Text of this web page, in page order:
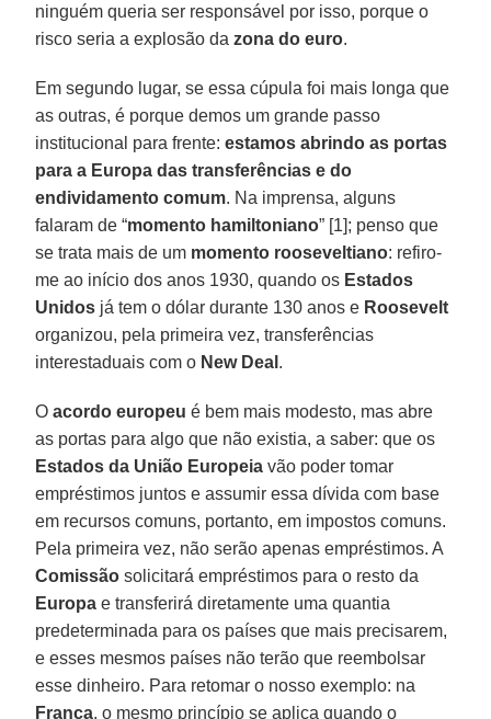
ninguém queria ser responsável por isso, porque o
risco seria a explosão dazona do euro.
Em segundo lugar, se essa cúpula foi mais longa que
as outras, é porque demos um grande passo
institucional para frente:estamos abrindo as portas
para a Europa das transferências e do
endividamento comum. Na imprensa, alguns
falaram de “momento hamiltoniano” [1]; penso que
se trata mais de um momento rooseveltiano: refiro-
me ao início dos anos 1930, quando os Estados
Unidos já tem o dólar durante 130 anos e Roosevelt
organizou, pela primeira vez, transferências
interestaduais com o New Deal .
Oacordo europeu é bem mais modesto, mas abre
as portas para algo que não existia, a saber: que os
Estados da União Europeia vão poder tomar
empréstimos juntos e assumir essa dívida com base
em recursos comuns, portanto, em impostos comuns.
Pela primeira vez, não serão apenas empréstimos. A
Comissão solicitará empréstimos para o resto da
Europa e transferirá diretamente uma quantia
predeterminada para os países que mais precisarem,
e esses mesmos países não terão que reembolsar
esse dinheiro. Para retomar o nosso exemplo: na
França, o mesmo princípio se aplica quando o